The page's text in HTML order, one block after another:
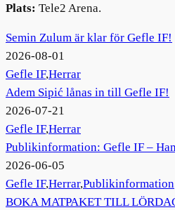
Plats: Tele2 Arena.
Semin Zulum är klar för Gefle IF!
2026-08-01
Gefle IF,Herrar
Adem Sipić lånas in till Gefle IF!
2026-07-21
Gefle IF,Herrar
Publikinformation: Gefle IF –
2026-06-05
Gefle IF,Herrar,Publikinformation
BOKA MATPAKET TILL